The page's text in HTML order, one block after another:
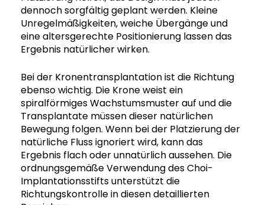
dennoch sorgfältig geplant werden. Kleine
Unregelmäßigkeiten, weiche Übergänge und
eine altersgerechte Positionierung lassen das
Ergebnis natürlicher wirken.
Bei der Kronentransplantation ist die Richtung
ebenso wichtig. Die Krone weist ein
spiralförmiges Wachstumsmuster auf und die
Transplantate müssen dieser natürlichen
Bewegung folgen. Wenn bei der Platzierung der
natürliche Fluss ignoriert wird, kann das
Ergebnis flach oder unnatürlich aussehen. Die
ordnungsgemäße Verwendung des Choi-
Implantationsstifts unterstützt die
Richtungskontrolle in diesen detaillierten